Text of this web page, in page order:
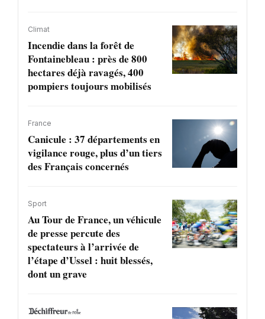
Climat
Incendie dans la forêt de
Fontainebleau : près de 800
hectares déjà ravagés, 400
pompiers toujours mobilisés
France
Canicule : 37 départements en
vigilance rouge, plus d’un tiers
des Français concernés
Sport
Au Tour de France, un véhicule
de presse percute des
spectateurs à l’arrivée de
l’étape d’Ussel : huit blessés,
dont un grave